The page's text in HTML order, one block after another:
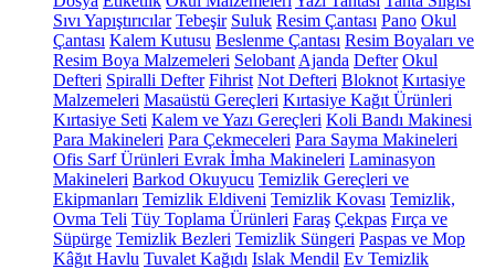
Sıvı Yapıştırıcılar Tebeşir Suluk Resim Çantası Pano Okul
Çantası Kalem Kutusu Beslenme Çantası Resim Boyaları ve
Resim Boya Malzemeleri Selobant Ajanda Defter Okul
Defteri Spiralli Defter Fihrist Not Defteri Bloknot Kırtasiye
Malzemeleri Masaüstü Gereçleri Kırtasiye Kağıt Ürünleri
Kırtasiye Seti Kalem ve Yazı Gereçleri Koli Bandı Makinesi
Para Makineleri Para Çekmeceleri Para Sayma Makineleri
Ofis Sarf Ürünleri Evrak İmha Makineleri Laminasyon
Makineleri Barkod Okuyucu Temizlik Gereçleri ve
Ekipmanları Temizlik Eldiveni Temizlik Kovası Temizlik,
Ovma Teli Tüy Toplama Ürünleri Faraş Çekpas Fırça ve
Süpürge Temizlik Bezleri Temizlik Süngeri Paspas ve Mop
Kâğıt Havlu Tuvalet Kağıdı Islak Mendil Ev Temizlik